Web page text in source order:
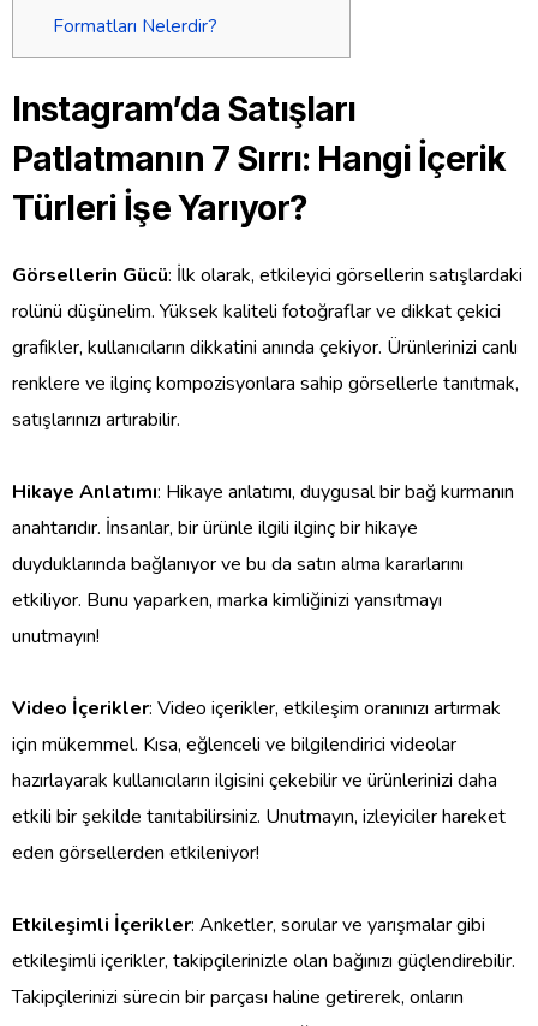
Formatları Nelerdir?
Instagram’da Satışları
Patlatmanın 7 Sırrı: Hangi İçerik
Türleri İşe Yarıyor?
Görsellerin Gücü: İlk olarak, etkileyici görsellerin satışlardaki
rolünü düşünelim. Yüksek kaliteli fotoğraflar ve dikkat çekici
grafikler, kullanıcıların dikkatini anında çekiyor. Ürünlerinizi canlı
renklere ve ilginç kompozisyonlara sahip görsellerle tanıtmak,
satışlarınızı artırabilir.
Hikaye Anlatımı: Hikaye anlatımı, duygusal bir bağ kurmanın
anahtarıdır. İnsanlar, bir ürünle ilgili ilginç bir hikaye
duyduklarında bağlanıyor ve bu da satın alma kararlarını
etkiliyor. Bunu yaparken, marka kimliğinizi yansıtmayı
unutmayın!
Video İçerikler: Video içerikler, etkileşim oranınızı artırmak
için mükemmel. Kısa, eğlenceli ve bilgilendirici videolar
hazırlayarak kullanıcıların ilgisini çekebilir ve ürünlerinizi daha
etkili bir şekilde tanıtabilirsiniz. Unutmayın, izleyiciler hareket
eden görsellerden etkileniyor!
Etkileşimli İçerikler: Anketler, sorular ve yarışmalar gibi
etkileşimli içerikler, takipçilerinizle olan bağınızı güçlendirebilir.
Takipçilerinizi sürecin bir parçası haline getirerek, onların